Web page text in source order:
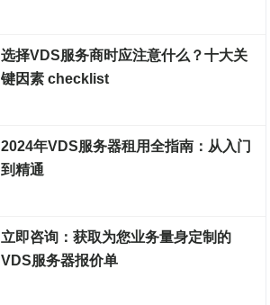
选择VDS服务商时应注意什么？十大关
键因素 checklist
2024年VDS服务器租用全指南：从入门
到精通
立即咨询：获取为您业务量身定制的
VDS服务器报价单